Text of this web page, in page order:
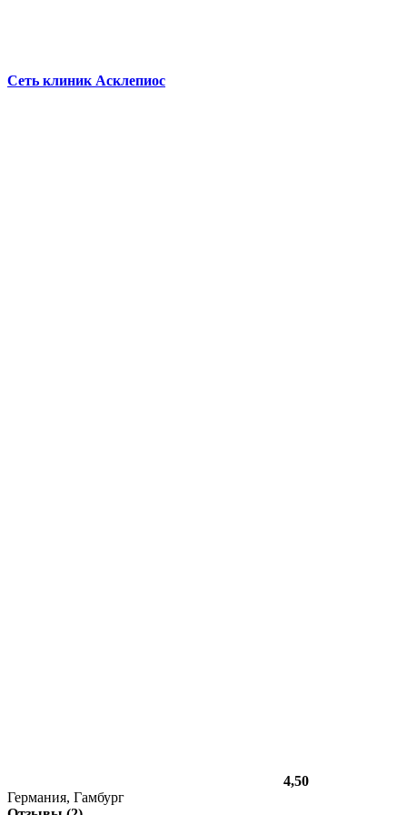
Сеть клиник Асклепиос
4,50
Германия, Гамбург